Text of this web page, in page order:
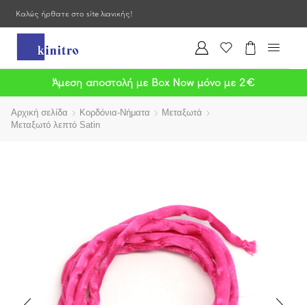
Καλώς ήρθατε στο site λιανικής!
Άμεση αποστολή με Box Now μόνο με 2€
Αρχική σελίδα Κορδόνια-Νήματα
Μεταξωτά
Μεταξωτό λεπτό Satin